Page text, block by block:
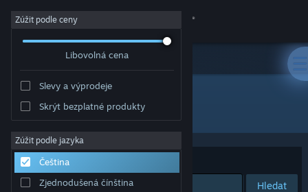
Přihlásit se
Komunita
Informace
Podpora
Zúžit podle ceny
Libovolná cena
Slevy a výprodeje
Skrýt bezplatné produkty
Zúžit podle jazyka
Čeština
Zjednodušená čínština
Vývojář: Mr Chip Software
Seřadit podle
Hledat